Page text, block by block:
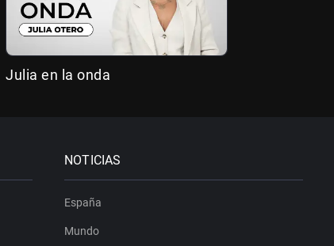
Julia en la onda
NOTICIAS
España
Mundo